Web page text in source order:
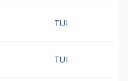
TUI
TUI